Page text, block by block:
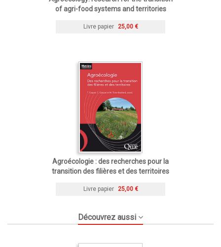
of agri-food systems and territories
Livre papier 25,00 €
Agroécologie : des recherches pour la
transition des filières et des territoires
Livre papier 25,00 €
Découvrez aussi